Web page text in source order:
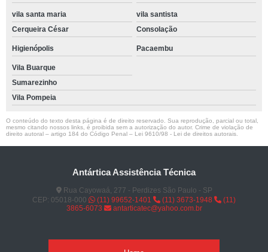
vila santa maria
vila santista
Cerqueira César
Consolação
Higienópolis Pacaembu
Vila Buarque
Sumarezinho
Vila Pompeia
O conteúdo do texto desta página é de direito reservado. Sua reprodução, parcial ou total,
mesmo citando nossos links, é proibida sem a autorização do autor. Crime de violação de
direito autoral – artigo 184 do Código Penal – Lei 9610/98 - Lei de direitos autorais
Antártica Assistência Técnica
Rua Cayowaá, 277 - Perdizes São Paulo - SP
CEP: 05018-000
(11) 99652-1401 (11) 3673-1948
(11)
3865-6073
antarticatec@yahoo.com.br